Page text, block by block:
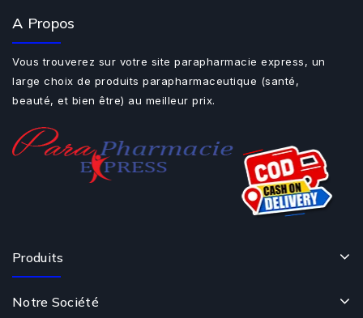
A Propos
Vous trouverez sur votre site parapharmacie express, un
large choix de produits parapharmaceutique (santé,
beauté, et bien être) au meilleur prix.
Produits
Notre Société